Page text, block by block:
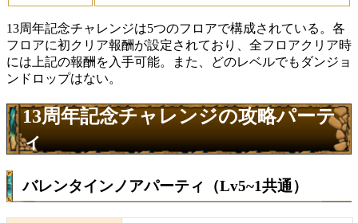
13周年記念チャレンジは5つのフロアで構成されている。各
フロアに初クリア報酬が設定されており、全フロアクリア時
には上記の報酬を入手可能。また、どのレベルでもダンジョ
ンドロップはない。
13周年記念チャレンジの攻略パーテ
ィ
バレンタインノアパーティ（Lv5~1共通）